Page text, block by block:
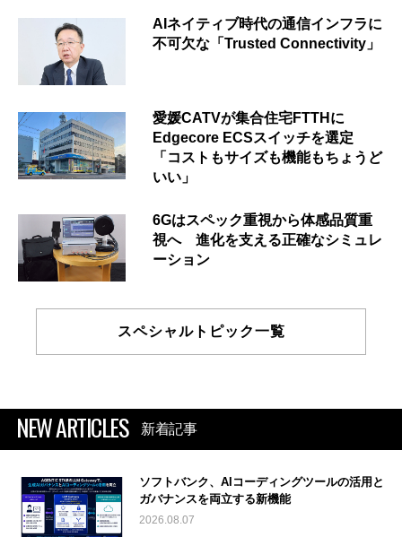
AIネイティブ時代の通信インフラに
不可欠な「Trusted Connectivity」
愛媛CATVが集合住宅FTTHに
Edgecore ECSスイッチを選定
「コストもサイズも機能もちょうど
いい」
6Gはスペック重視から体感品質重
視へ 進化を支える正確なシミュレ
ーション
スペシャルトピック一覧
NEW ARTICLES 新着記事
ソフトバンク、AIコーディングツールの活用と
ガバナンスを両立する新機能
2026.08.07